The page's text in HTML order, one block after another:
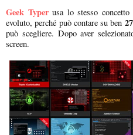
Geek Typerusa lo stesso concetto
evoluto, perché può contare su ben
può scegliere. Dopo aver
screen.